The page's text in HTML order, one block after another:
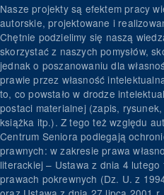
Nasze projekty są efektem pracy
autorskie, projektowane i
Chętnie podzielimy się naszą
skorzystać z naszych pomysłów,
jednak o poszanowaniu dla
prawie przez własność
to, co powstało w drodze
postaci materialnej (zapis,
książka itp.). Z tego też względu
Centrum Seniora podlegają
prawnych: w zakresie prawa
literackiej – Ustawa z dnia 4
prawach pokrewnych (Dz. U. z